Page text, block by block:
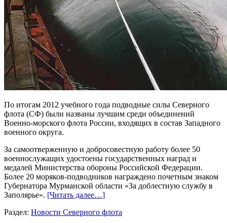
По итогам 2012 учебного года подводные силы Северного
флота (СФ) были названы лучшим среди объединений
Военно-морского флота России, входящих в состав Западного
военного округа.
За самоотверженную и добросовестную работу более 50
военнослужащих удостоены государственных наград и
медалей Министерства обороны Российской Федерации.
Более 20 моряков-подводников награждено почетным знаком
Губернатора Мурманской области «За доблестную службу в
Заполярье». [Читать далее…]
Раздел: Новости Северного флота